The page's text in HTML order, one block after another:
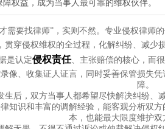
权益，成为当事人最可靠的维权伙伴。
需要找律师”，实则不然。专业侵权律
贯穿侵权维权的全过程，化解纠纷、减少
是认定侵权责任、主张赔偿的核心，而
像、收集证人证言，同时妥善保管损失
障。
后，双方当事人都希望尽快解决纠纷
知识和丰富的调解经验，能客观分析
本，也能最大限度维护双